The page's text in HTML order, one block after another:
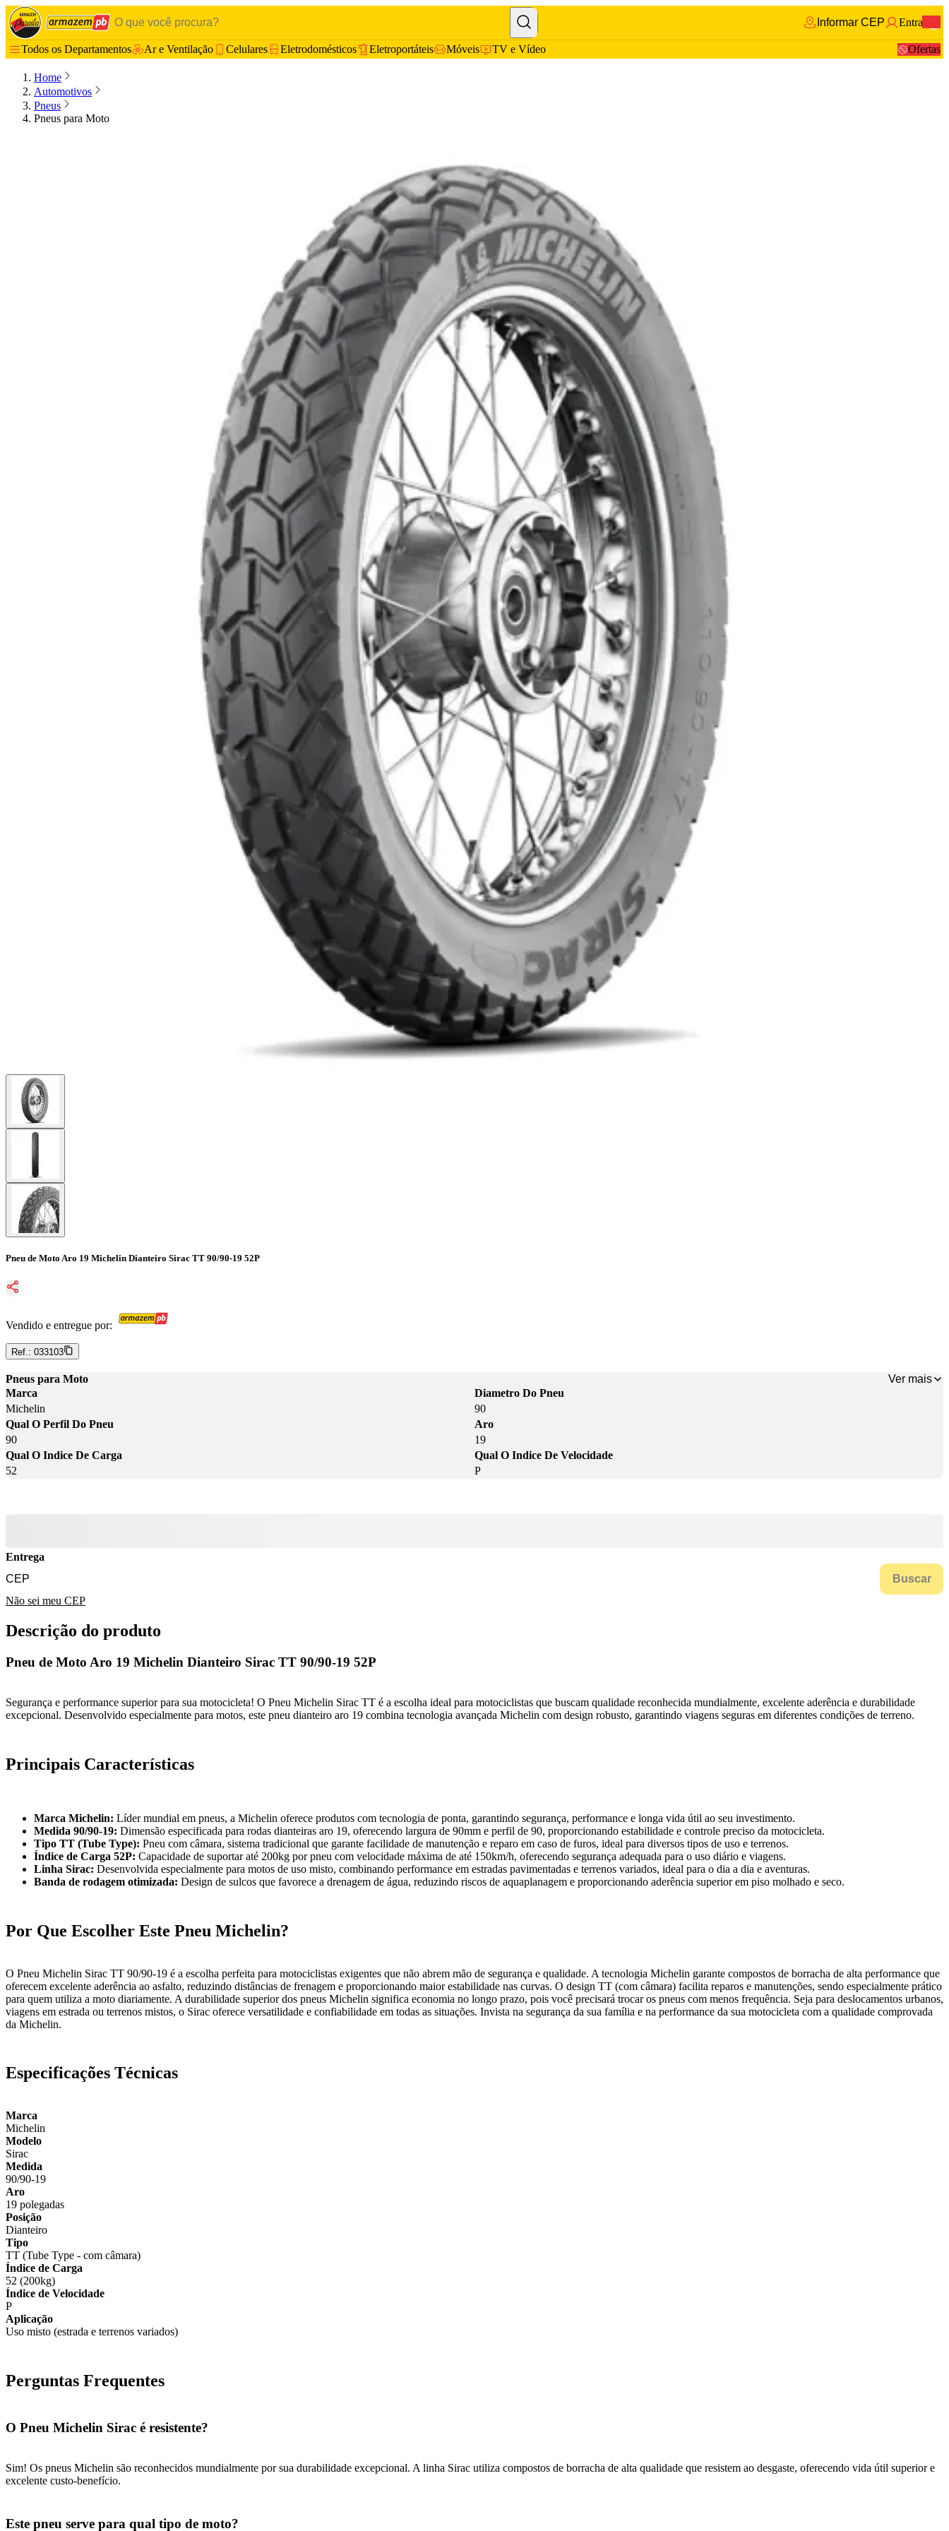
Informar CEP Entrar
Todos os Departamentos Ar e Ventilação Celulares Eletrodomésticos Eletroportáteis Móveis TV e Vídeo Ofertas
Home
Automotivos
Pneus
Pneus para Moto
Pneu de Moto Aro 19 Michelin Dianteiro Sirac TT 90/90-19 52P
Vendido e entregue por:
Ref.: 033103
Pneus para Moto
Ver mais
Marca
Michelin
Diametro Do Pneu
90
Qual O Perfil Do Pneu
90
Aro
19
Qual O Indice De Carga
52
Qual O Indice De Velocidade
P
Entrega
Buscar
Não sei meu CEP
Descrição do produto
Pneu de Moto Aro 19 Michelin Dianteiro Sirac TT 90/90-19 52P
Segurança e performance superior para sua motocicleta! O Pneu Michelin Sirac TT é a escolha ideal para motociclistas que buscam qualidade reconhecida mundialmente, excelente aderência e durabilidade
excepcional. Desenvolvido especialmente para motos, este pneu dianteiro aro 19 combina tecnologia avançada Michelin com design robusto, garantindo viagens seguras em diferentes condições de terreno.
Principais Características
Marca Michelin: Líder mundial em pneus, a Michelin oferece produtos com tecnologia de ponta, garantindo segurança, performance e longa vida útil ao seu investimento.
Medida 90/90-19: Dimensão especificada para rodas dianteiras aro 19, oferecendo largura de 90mm e perfil de 90, proporcionando estabilidade e controle preciso da motocicleta.
Tipo TT (Tube Type): Pneu com câmara, sistema tradicional que garante facilidade de manutenção e reparo em caso de furos, ideal para diversos tipos de uso e terrenos.
Índice de Carga 52P: Capacidade de suportar até 200kg por pneu com velocidade máxima de até 150km/h, oferecendo segurança adequada para o uso diário e viagens.
Linha Sirac: Desenvolvida especialmente para motos de uso misto, combinando performance em estradas pavimentadas e terrenos variados, ideal para o dia a dia e aventuras.
Banda de rodagem otimizada: Design de sulcos que favorece a drenagem de água, reduzindo riscos de aquaplanagem e proporcionando aderência superior em piso molhado e seco.
Por Que Escolher Este Pneu Michelin?
O Pneu Michelin Sirac TT 90/90-19 é a escolha perfeita para motociclistas exigentes que não abrem mão de segurança e qualidade. A tecnologia Michelin garante compostos de borracha de alta performance que
oferecem excelente aderência ao asfalto, reduzindo distâncias de frenagem e proporcionando maior estabilidade nas curvas. O design TT (com câmara) facilita reparos e manutenções, sendo especialmente prático
para quem utiliza a moto diariamente. A durabilidade superior dos pneus Michelin significa economia no longo prazo, pois você precisará trocar os pneus com menos frequência. Seja para deslocamentos urbanos,
viagens em estrada ou terrenos mistos, o Sirac oferece versatilidade e confiabilidade em todas as situações. Invista na segurança da sua família e na performance da sua motocicleta com a qualidade comprovada
da Michelin.
Especificações Técnicas
Marca
Michelin
Modelo
Sirac
Medida
90/90-19
Aro
19 polegadas
Posição
Dianteiro
Tipo
TT (Tube Type - com câmara)
Índice de Carga
52 (200kg)
Índice de Velocidade
P
Aplicação
Uso misto (estrada e terrenos variados)
Perguntas Frequentes
O Pneu Michelin Sirac é resistente?
Sim! Os pneus Michelin são reconhecidos mundialmente por sua durabilidade excepcional. A linha Sirac utiliza compostos de borracha de alta qualidade que resistem ao desgaste, oferecendo vida útil superior e
excelente custo-benefício.
Este pneu serve para qual tipo de moto?